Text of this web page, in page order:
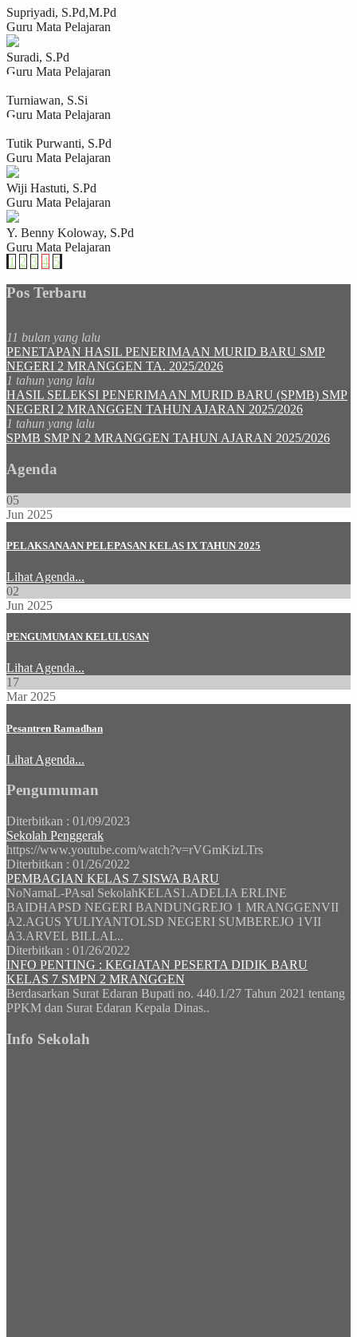
Supriyadi, S.Pd,M.Pd
Guru Mata Pelajaran
Suradi, S.Pd
Guru Mata Pelajaran
Turniawan, S.Si
Guru Mata Pelajaran
Tutik Purwanti, S.Pd
Guru Mata Pelajaran
Wiji Hastuti, S.Pd
Guru Mata Pelajaran
Y. Benny Koloway, S.Pd
Guru Mata Pelajaran
1 2 3 4 5
Pos Terbaru
11 bulan yang lalu
PENETAPAN HASIL PENERIMAAN MURID BARU SMP
NEGERI 2 MRANGGEN TA. 2025/2026
1 tahun yang lalu
HASIL SELEKSI PENERIMAAN MURID BARU (SPMB) SMP
NEGERI 2 MRANGGEN TAHUN AJARAN 2025/2026
1 tahun yang lalu
SPMB SMP N 2 MRANGGEN TAHUN AJARAN 2025/2026
Agenda
05
Jun 2025
PELAKSANAAN PELEPASAN KELAS IX TAHUN 2025
Lihat Agenda...
02
Jun 2025
PENGUMUMAN KELULUSAN
Lihat Agenda...
17
Mar 2025
Pesantren Ramadhan
Lihat Agenda...
Pengumuman
Diterbitkan : 01/09/2023
Sekolah Penggerak
https://www.youtube.com/watch?v=rVGmKizLTrs
Diterbitkan : 01/26/2022
PEMBAGIAN KELAS 7 SISWA BARU
NoNamaL-PAsal SekolahKELAS1.ADELIA ERLINE
BAIDHAPSD NEGERI BANDUNGREJO 1 MRANGGENVII
A2.AGUS YULIYANTOLSD NEGERI SUMBEREJO 1VII
A3.ARVEL BILLAL..
Diterbitkan : 01/26/2022
INFO PENTING : KEGIATAN PESERTA DIDIK BARU
KELAS 7 SMPN 2 MRANGGEN
Berdasarkan Surat Edaran Bupati no. 440.1/27 Tahun 2021 tentang
PPKM dan Surat Edaran Kepala Dinas..
Info Sekolah